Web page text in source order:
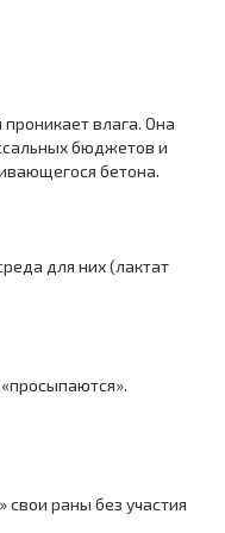
влага. Она
бюджетов и
бетона.
для них (лактат
раны без участия